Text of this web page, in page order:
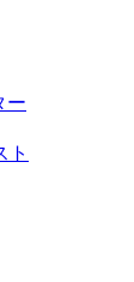
ー
ト